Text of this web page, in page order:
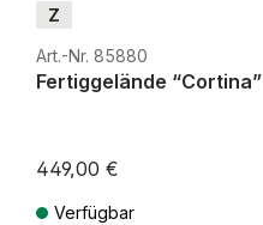
Z
Art.-Nr. 85880
Fertiggelände “Cortina”
449,00 €
Verfügbar